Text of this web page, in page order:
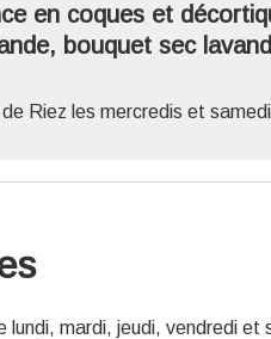
en coques et
bouquet sec
Riez les mercredis et
lundi, mardi, jeudi, vendredi